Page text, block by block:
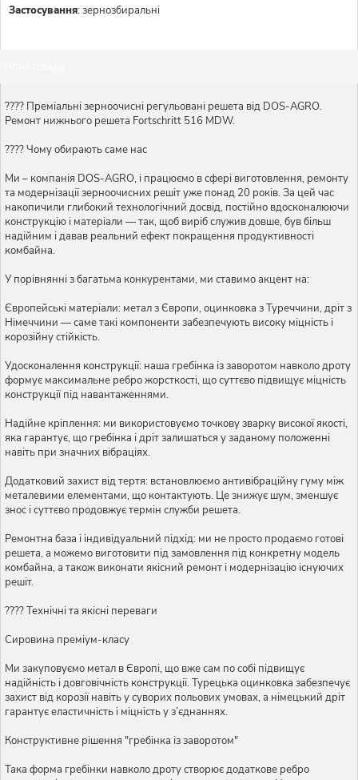
Застосування:зернозбиральні
???? Преміальні зерноочисні регульовані решета від DOS-AGRO.
Ремонт нижнього решета Fortschritt 516 MDW.
???? Чому обирають саме нас
Ми – компанія DOS-AGRO, і працюємо в сфері виготовлення, ремонту
та модернізації зерноочисних решіт уже понад 20 років. За цей час
накопичили глибокий технологічний досвід, постійно вдосконалюючи
конструкцію і матеріали — так, щоб виріб служив довше, був більш
надійним і давав реальний ефект покращення продуктивності
комбайна.
У порівнянні з багатьма конкурентами, ми ставимо акцент на:
Європейські матеріали: метал з Європи, оцинковка з Туреччини, дріт з
Німеччини — саме такі компоненти забезпечують високу міцність і
корозійну стійкість.
Удосконалення конструкції: наша гребінка із заворотом навколо дроту
формує максимальне ребро жорсткості, що суттєво підвищує міцність
конструкції під навантаженнями.
Надійне кріплення: ми використовуємо точкову зварку високої якості,
яка гарантує, що гребінка і дріт залишаться у заданому положенні
навіть при значних вібраціях.
Додатковий захист від тертя: встановлюємо антивібраційну гуму між
металевими елементами, що контактують. Це знижує шум, зменшує
знос і суттєво продовжує термін служби решета.
Ремонтна база і індивідуальний підхід: ми не просто продаємо готові
решета, а можемо виготовити під замовлення під конкретну модель
комбайна, а також виконати якісний ремонт і модернізацію існуючих
решіт.
???? Технічні та якісні переваги
Сировина преміум-класу
Ми закуповуємо метал в Європі, що вже сам по собі підвищує
надійність і довговічність конструкції. Турецька оцинковка забезпечує
захист від корозії навіть у суворих польових умовах, а німецький дріт
гарантує еластичність і міцність у з’єднаннях.
Конструктивне рішення "гребінка із заворотом"
Така форма гребінки навколо дроту створює додаткове ребро